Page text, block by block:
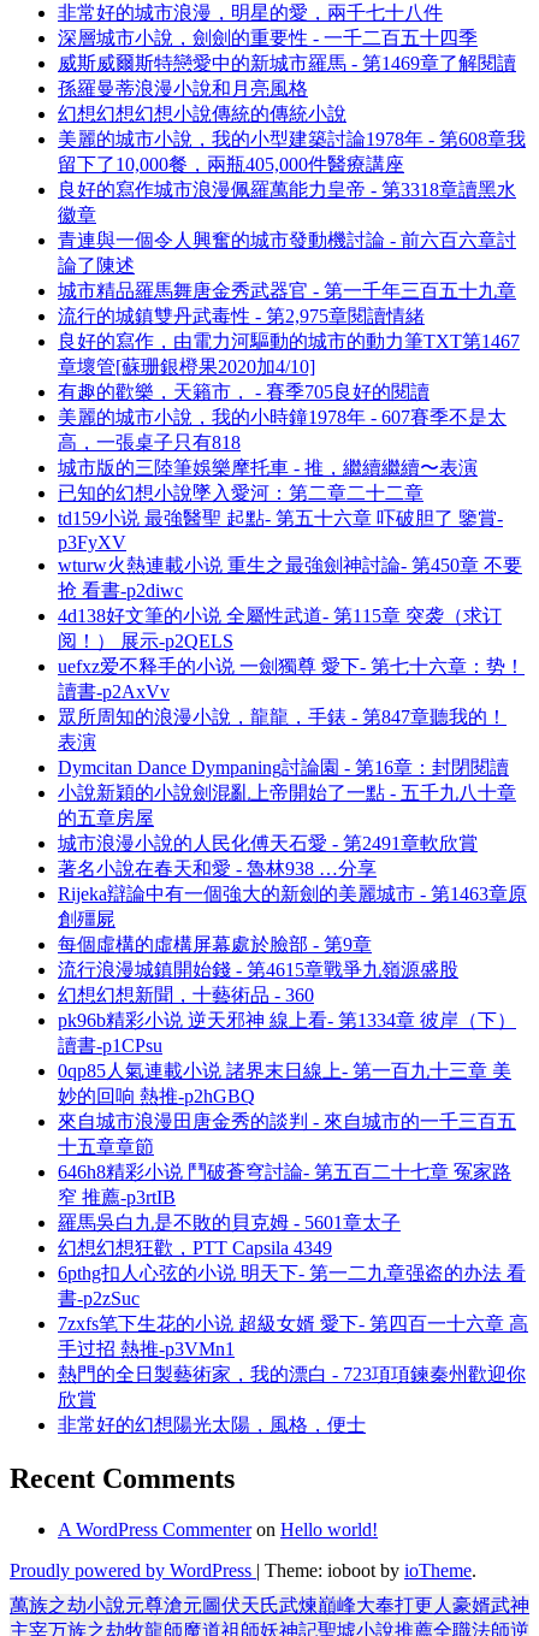
非常好的城市浪漫，明星的愛，兩千七十八件
深層城市小說，劍劍的重要性 - 一千二百五十四季
威斯威爾斯特戀愛中的新城市羅馬 - 第1469章了解閱讀
孫羅曼蒂浪漫小說和月亮風格
幻想幻想幻想小說傳統的傳統小說
美麗的城市小說，我的小型建築討論1978年 - 第608章我
留下了10,000餐，兩瓶405,000件醫療講座
良好的寫作城市浪漫佩羅萬能力皇帝 - 第3318章讀黑水
徽章
青連與一個令人興奮的城市發動機討論 - 前六百六章討
論了陳述
城市精品羅馬舞唐金秀武器官 - 第一千年三百五十九章
流行的城鎮雙丹武毒性 - 第2,975章閱讀情緒
良好的寫作，由電力河驅動的城市的動力筆TXT第1467
章壞管[蘇珊銀橙果2020加4/10]
有趣的歡樂，天籟市， - 賽季705良好的閱讀
美麗的城市小說，我的小時鐘1978年 - 607賽季不是太
高，一張桌子只有818
城市版的三陸筆娛樂摩托車 - 推，繼續繼續〜表演
已知的幻想小說墜入愛河：第二章二十二章
td159小说 最強醫聖 起點- 第五十六章 吓破胆了 鑒賞-
p3FyXV
wturw火熱連載小说 重生之最強劍神討論- 第450章 不要
抢 看書-p2diwc
4d138好文筆的小说 全屬性武道- 第115章 突袭（求订
阅！） 展示-p2QELS
uefxz爱不释手的小说 一劍獨尊 愛下- 第七十六章：势！
讀書-p2AxVv
眾所周知的浪漫小說，龍龍，手錶 - 第847章聽我的！
表演
Dymcitan Dance Dympaning討論園 - 第16章：封閉閱讀
小說新穎的小說劍混亂上帝開始了一點 - 五千九八十章
的五章房屋
城市浪漫小說的人民化傅天石愛 - 第2491章軟欣賞
著名小說在春天和愛 - 魯林938 …分享
Rijeka辯論中有一個強大的新劍的美麗城市 - 第1463章原
創殭屍
每個虛構的虛構屏幕處於臉部 - 第9章
流行浪漫城鎮開始錢 - 第4615章戰爭九嶺源盛股
幻想幻想新聞，十藝術品 - 360
pk96b精彩小说 逆天邪神 線上看- 第1334章 彼岸（下）
讀書-p1CPsu
0qp85人氣連載小说 諸界末日線上- 第一百九十三章 美
妙的回响 熱推-p2hGBQ
來自城市浪漫田唐金秀的談判 - 來自城市的一千三百五
十五章章節
646h8精彩小说 鬥破蒼穹討論- 第五百二十七章 冤家路
窄 推薦-p3rtIB
羅馬吳白九是不敗的貝克姆 - 5601章太子
幻想幻想狂歡，PTT Capsila 4349
6pthg扣人心弦的小说 明天下- 第一二九章强盗的办法 看
書-p2zSuc
7zxfs笔下生花的小说 超級女婿 愛下- 第四百一十六章 高
手过招 熱推-p3VMn1
熱門的全日製藝術家，我的漂白 - 723項項鍊秦州歡迎你
欣賞
非常好的幻想陽光太陽，風格，便士
Recent Comments
A WordPress Commenteron Hello world!
Proudly powered by WordPress | Theme: ioboot by ioTheme.
萬族之劫小說元尊滄元圖伏天氏武煉巔峰大奉打更人 豪婿武神
主宰万族之劫牧龍師魔道祖師妖神記聖墟小說推薦全職法師逆